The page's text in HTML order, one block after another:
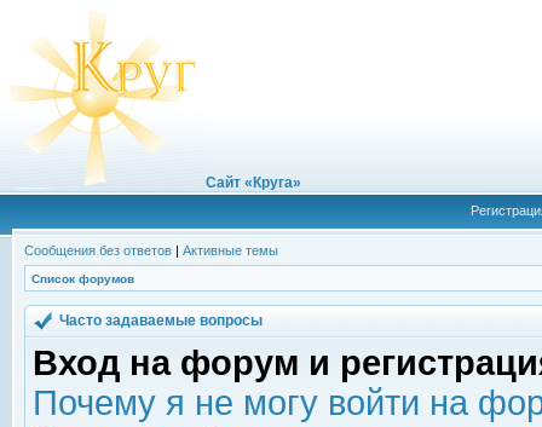
Сайт «Круга»
Сообщения без ответов | Активные темы
Список форумов
Часто задаваемые вопросы
Вход на форум и
Почему я не могу войти на